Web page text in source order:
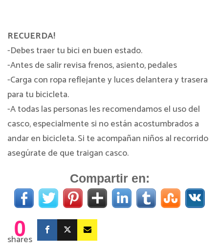
RECUERDA!
-Debes traer tu bici en buen estado.
-Antes de salir revisa frenos, asiento, pedales
-Carga con ropa reflejante y luces delantera y trasera
para tu bicicleta.
-A todas las personas les recomendamos el uso del
casco, especialmente si no están acostumbrados a
andar en bicicleta. Si te acompañan niños al recorrido
asegúrate de que traigan casco.
Compartir en:
0
shares